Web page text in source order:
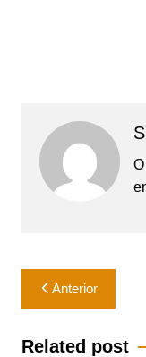
Navegação
de
Post
Anterior
Related post